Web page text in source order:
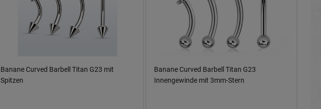
Banane Curved Barbell Titan G23 mit
Spitzen
Banane Curved Barbell Titan G23
Innengewinde mit 3mm-Stern